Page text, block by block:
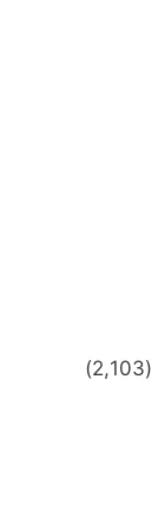
(2,103)